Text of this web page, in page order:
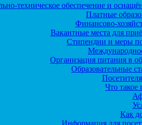
техническое обеспечение и
Платные
Финансово-
Вакантные места для
Стипендии и меры
Организация питания в
Образовательные
Что такое
Как
Информация для